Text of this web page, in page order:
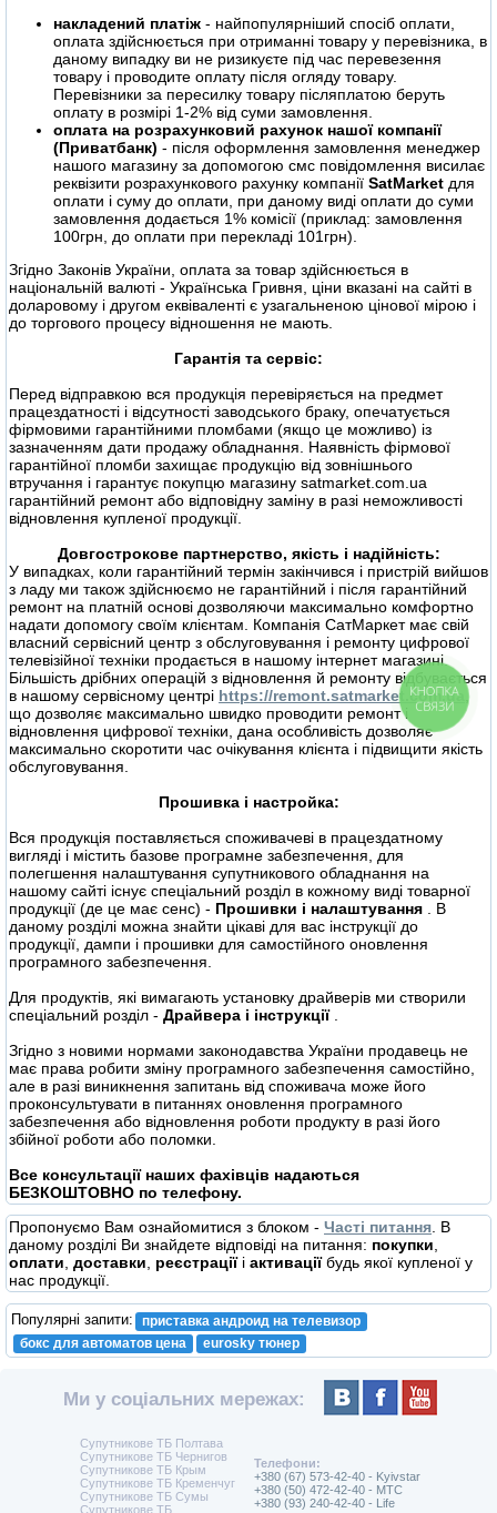
накладений платіж - найпопулярніший спосіб оплати,
оплата здійснюється при отриманні товару у перевізника, в
даному випадку ви не ризикуєте під час перевезення
товару і проводите оплату після огляду товару.
Перевізники за пересилку товару післяплатою беруть
оплату в розмірі 1-2% від суми замовлення.
оплата на розрахунковий рахунок нашої компанії
(Приватбанк) - після оформлення замовлення менеджер
нашого магазину за допомогою смс повідомлення висилає
реквізити розрахункового рахунку компанії SatMarket для
оплати і суму до оплати, при даному виді оплати до суми
замовлення додається 1% комісії (приклад: замовлення
100грн, до оплати при перекладі 101грн).
Згідно Законів України, оплата за товар здійснюється в
національній валюті - Українська Гривня, ціни вказані на сайті в
доларовому і другом еквіваленті є узагальненою цінової мірою і
до торгового процесу відношення не мають.
Гарантія та сервіс:
Перед відправкою вся продукція перевіряється на предмет
працездатності і відсутності заводського браку, опечатується
фірмовими гарантійними пломбами (якщо це можливо) із
зазначенням дати продажу обладнання. Наявність фірмової
гарантійної пломби захищає продукцію від зовнішнього
втручання і гарантує покупцю магазину satmarket.com.ua
гарантійний ремонт або відповідну заміну в разі неможливості
відновлення купленої продукції.
Довгострокове партнерство, якість і надійність:
У випадках, коли гарантійний термін закінчився і пристрій вийшов
з ладу ми також здійснюємо не гарантійний і після гарантійний
ремонт на платній основі дозволяючи максимально комфортно
надати допомогу своїм клієнтам. Компанія СатМаркет має свій
власний сервісний центр з обслуговування і ремонту цифрової
телевізійної техніки продається в нашому інтернет магазині.
Більшість дрібних операцій з відновлення й ремонту відбувається
в нашому сервісному центрі https://remont.satmarket.com.ua ,
що дозволяє максимально швидко проводити ремонт і
відновлення цифрової техніки, дана особливість дозволяє
максимально скоротити час очікування клієнта і підвищити якість
обслуговування.
Прошивка і настройка:
Вся продукція поставляється споживачеві в працездатному
вигляді і містить базове програмне забезпечення, для
полегшення налаштування супутникового обладнання на
нашому сайті існує спеціальний розділ в кожному виді товарної
продукції (де це має сенс) - Прошивки і налаштування
. В
даному розділі можна знайти цікаві для вас інструкції до
продукції, дампи і прошивки для самостійного оновлення
програмного забезпечення.
Для продуктів, які вимагають установку драйверів ми створили
спеціальний розділ - Драйвера і інструкції
Згідно з новими нормами законодавства України продавець не
має права робити зміну програмного забезпечення самостійно,
але в разі виникнення запитань від споживача може його
проконсультувати в питаннях оновлення програмного
забезпечення або відновлення роботи продукту в разі його
збійної роботи або поломки.
Все консультації наших фахівців надаються
БЕЗКОШТОВНО по телефону.
Пропонуємо Вам ознайомитися з блоком - Часті питання. В
даному розділі Ви знайдете відповіді на питання: покупки,
оплати, доставки, реєстрації і активаціїбудь якої купленої у
нас продукції.
Популярні запити:
приставка андроид на телевизор
бокс для автоматов цена
eurosky тюнер
Ми у соціальних мережах:
Супутникове ТБ Полтава
Супутникове ТБ Чернигов
Супутникове ТБ Крым
Супутникове ТБ Кременчуг
Супутникове ТБ Сумы
Супутникове ТБ
Телефони:
+380 (67) 573-42-40 - Kyivstar
+380 (50) 472-42-40 - MTC
+380 (93) 240-42-40 - Life
КНОПКА
СВЯЗИ